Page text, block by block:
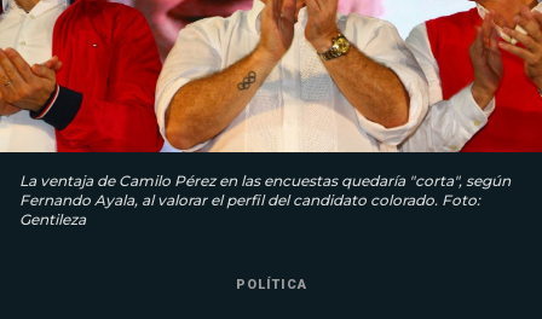
La ventaja de Camilo Pérez en las encuestas quedaría "corta", según
Fernando Ayala, al valorar el perfil del candidato colorado. Foto:
Gentileza
POLÍTICA